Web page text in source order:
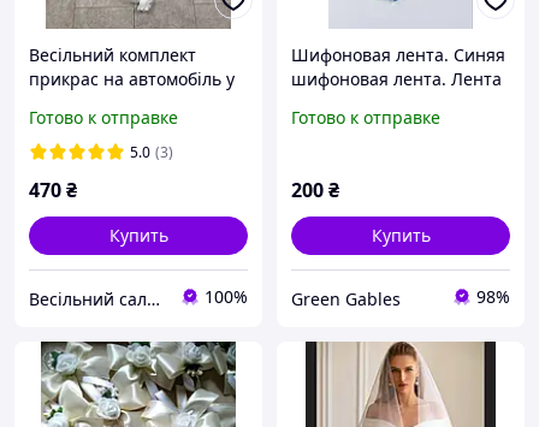
Весільний комплект
прикрас на автомобіль у
фатинова + квіти на
ручки авто
Готово к отправке
5.0 (3)
470₴
Купить
Весільний салон «Ніколь» 100%
Шифоновая лента. Синяя
шифоновая лента. Лента
Готово к отправке
200₴
Купить
Green Gables 98%